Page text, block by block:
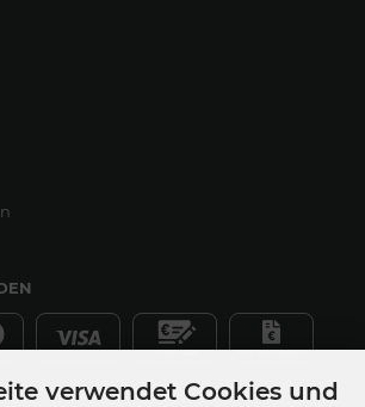
verwendet Cookies und